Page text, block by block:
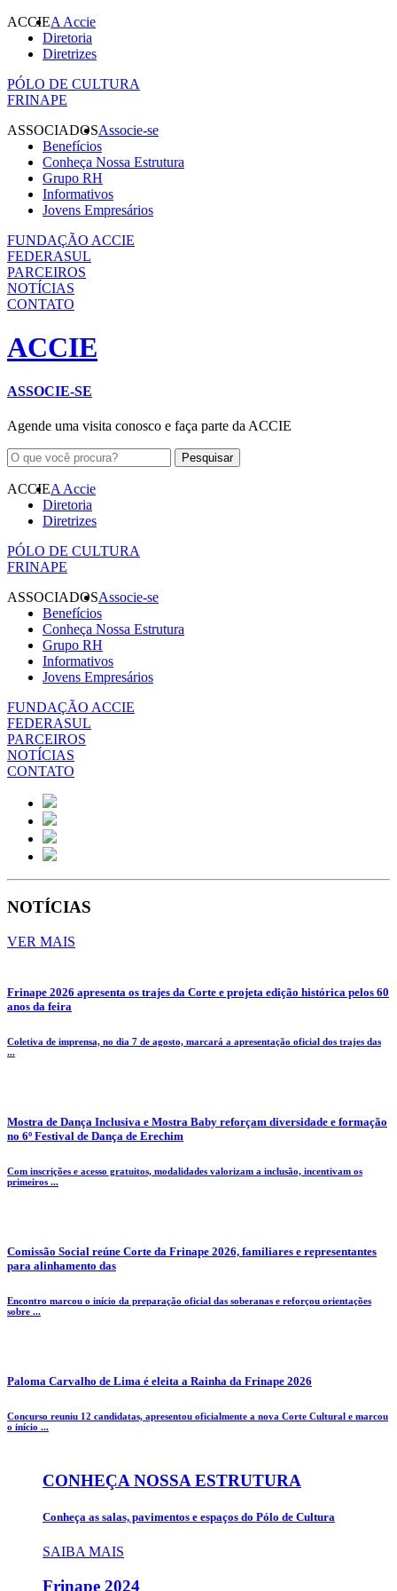
ACCIEA Accie
Diretoria
Diretrizes
PÓLO DE CULTURA
FRINAPE
ASSOCIADOSAssocie-se
Benefícios
Conheça Nossa Estrutura
Grupo RH
Informativos
Jovens Empresários
FUNDAÇÃO ACCIE
FEDERASUL
PARCEIROS
NOTÍCIAS
CONTATO
ACCIE
ASSOCIE-SE
Agende uma visita conosco e faça parte da ACCIE
ACCIEA Accie
Diretoria
Diretrizes
PÓLO DE CULTURA
FRINAPE
ASSOCIADOSAssocie-se
Benefícios
Conheça Nossa Estrutura
Grupo RH
Informativos
Jovens Empresários
FUNDAÇÃO ACCIE
FEDERASUL
PARCEIROS
NOTÍCIAS
CONTATO
NOTÍCIAS
VER MAIS
Frinape 2026 apresenta os trajes da Corte e projeta edição histórica pelos 60
anos da feira
Coletiva de imprensa, no dia 7 de agosto, marcará a apresentação oficial dos trajes das
...
Mostra de Dança Inclusiva e Mostra Baby reforçam diversidade e formação
no 6º Festival de Dança de Erechim
Com inscrições e acesso gratuitos, modalidades valorizam a inclusão, incentivam os
primeiros ...
Comissão Social reúne Corte da Frinape 2026, familiares e representantes
para alinhamento das
Encontro marcou o início da preparação oficial das soberanas e reforçou orientações
sobre ...
Paloma Carvalho de Lima é eleita a Rainha da Frinape 2026
Concurso reuniu 12 candidatas, apresentou oficialmente a nova Corte Cultural e marcou
o início ...
CONHEÇA NOSSA ESTRUTURA
Conheça as salas, pavimentos e espaços do Pólo de Cultura
SAIBA MAIS
Frinape 2024